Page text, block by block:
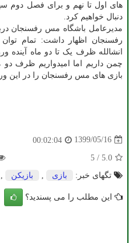
های اول تا نهم و برای فصل دوم
دنبال خواهیم کرد.
مدیرعامل باشگاه مس رفسنجان
رفسنجان اظهار داشت: تمام
انشالله ظرف یک تا دو ماه آینده
چمن داریم اما امیدواریم ظرف دو
بازی های مس رفسنجان را در این
1399/05/16
00:02:04
5.0
/
5
تگهای خبر:
بازی بازیكن
این مطلب را می پسندید؟